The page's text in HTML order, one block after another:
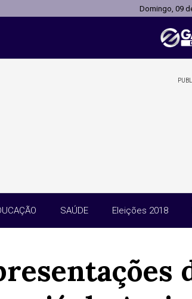
Domingo, 09
SAÚDE Eleições 2018